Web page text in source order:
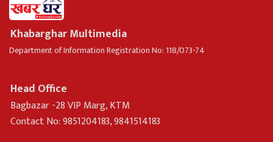
Khabarghar Multimedia
Department of Information Registration No: 118/073-74
Head Office
Bagbazar -28 VIP Marg, KTM
Contact No: 9851204183, 9841514183